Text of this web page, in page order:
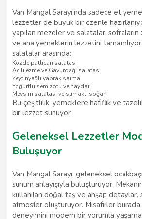
Van Mangal Sarayı’nda sadece et
lezzetler de büyük bir özenle
yapılan mezeler ve salatalar, sofraların
ve ana yemeklerin lezzetini
salatalar arasında:
Közde patlıcan salatası
Acılı ezme ve Gavurdağı salatası
Zeytinyağlı yaprak sarma
Yoğurtlu semizotu ve haydari
Mevsim salatası ve sumaklı soğan
Bu çeşitlilik, yemeklere hafiflik ve
bir lezzet sunuyor.
Geleneksel Lezzetler
Buluşuyor
Van Mangal Sarayı, geleneksel
sunum anlayışıyla buluşturuyor.
kullanılan doğal taş ve ahşap detaylar,
atmosfer oluşturuyor. Misafirler burada,
deneyimini modern bir yorumla yaşama